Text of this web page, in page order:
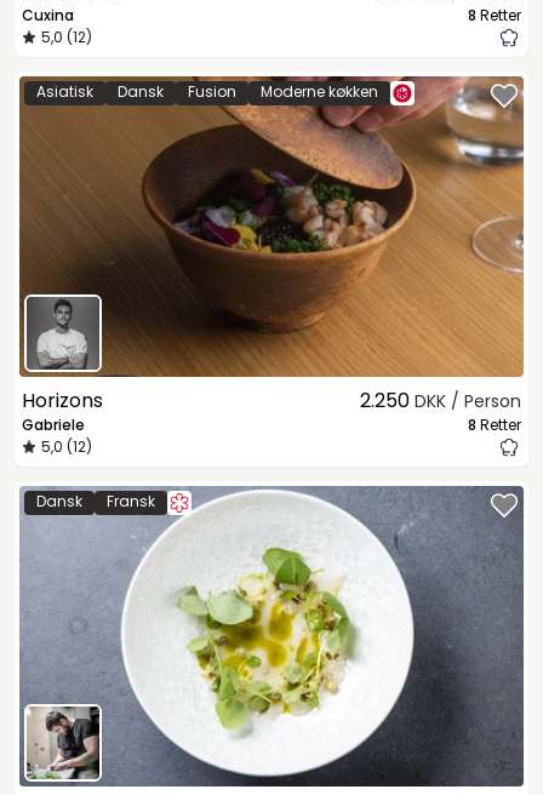
Cuxina
5,0 (12)
8 Retter
Asiatisk Dansk Fusion Moderne køkken
Horizons
Gabriele
5,0 (12)
2.250 DKK / Person
8 Retter
Dansk Fransk